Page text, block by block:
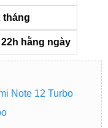
tháng
22h hằng ngày
Note 12 Turbo